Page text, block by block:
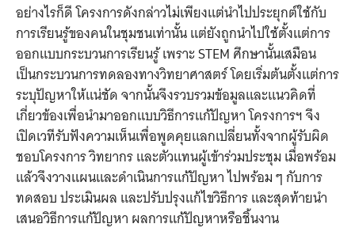
อย่างไรก็ดี โครงการดังกล่าวไม่เพียงแต่นำไปประยุกต์ใช้กับ
การเรียนรู้ของคนในชุมชนเท่านั้น แต่ยังถูกนำไปใช้ตั้งแต่การ
ออกแบบกระบวนการเรียนรู้ เพราะ STEM ศึกษานั้นเสมือน
เป็นกระบวนการทดลองทางวิทยาศาสตร์ โดยเริ่มต้นตั้งแต่การ
ระบุปัญหาให้แน่ชัด จากนั้นจึงรวบรวมข้อมูลและแนวคิดที่
เกี่ยวข้องเพื่อนำมาออกแบบวิธีการแก้ปัญหา โครงการฯ จึง
เปิดเวทีรับฟังความเห็นเพื่อพูดคุยแลกเปลี่ยนทั้งจากผู้รับผิด
ชอบโครงการ วิทยากร และตัวแทนผู้เข้าร่วมประชุม เมื่อพร้อม
แล้วจึงวางแผนและดำเนินการแก้ปัญหา ไปพร้อม ๆ กับการ
ทดสอบ ประเมินผล และปรับปรุงแก้ไขวิธีการ และสุดท้ายนำ
เสนอวิธีการแก้ปัญหา ผลการแก้ปัญหาหรือชิ้นงาน